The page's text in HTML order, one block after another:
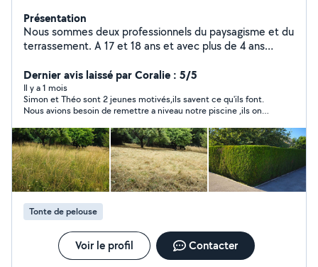
Présentation
Nous sommes deux professionnels du paysagisme et du
terrassement. A 17 et 18 ans et avec plus de 4 ans
réactifs, nous réalisons vos travaux d'aménagement
extérieur, d'entretien de jardin et de préparation de
terrain avec soin. Devis rapide et travail de qualité. Nous
disposons de tout le matériel nécessaire pour intervenir
sur vos chantiers, du plus petit au plus gros.
Dernier avis laissé par Coralie : 5/5
Il y a 1 mois
Simon et Théo sont 2 jeunes motivés,ils savent ce qu'ils font.
Nous avions besoin de remettre a niveau notre piscine ,ils ont
Rapidement en plus Ils ont gentils,polis,serviable Vous pouvez
faire confiance a Simon et Théo les yeux fermé 😁 Nous les
remercions pour leur superbe travail Nous ne manquerons pas
de les recommandés
Tonte de pelouse
Voir le profil Contacter